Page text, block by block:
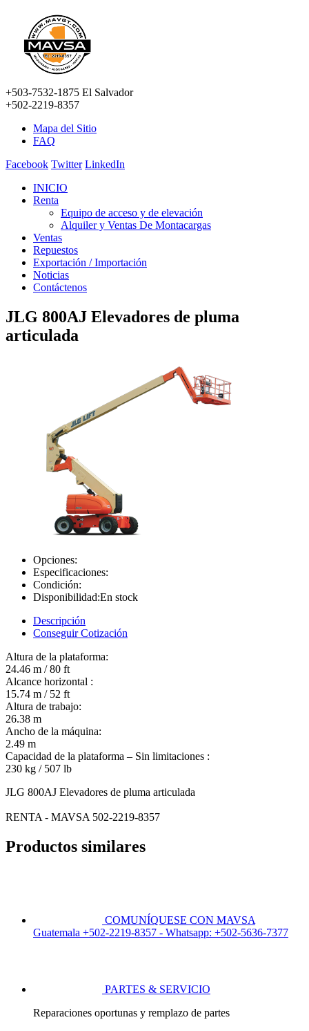
+503-7532-1875 El Salvador
+502-2219-8357
Mapa del Sitio
FAQ
Facebook Twitter LinkedIn
INICIO
Renta
Equipo de acceso y de elevación
Alquiler y Ventas De Montacargas
Ventas
Repuestos
Exportación / Importación
Noticias
Contáctenos
JLG 800AJ Elevadores de pluma
articulada
Opciones:
Especificaciones:
Condición:
Disponibilidad:En stock
Descripción
Conseguir Cotización
Altura de la plataforma:
24.46 m / 80 ft
Alcance horizontal :
15.74 m / 52 ft
Altura de trabajo:
26.38 m
Ancho de la máquina:
2.49 m
Capacidad de la plataforma – Sin limitaciones :
230 kg / 507 lb
JLG 800AJ Elevadores de pluma articulada
RENTA - MAVSA 502-2219-8357
Productos similares
COMUNÍQUESE CON MAVSA
Guatemala +502-2219-8357 - Whatsapp: +502-5636-7377
PARTES & SERVICIO
Reparaciones oportunas y remplazo de partes